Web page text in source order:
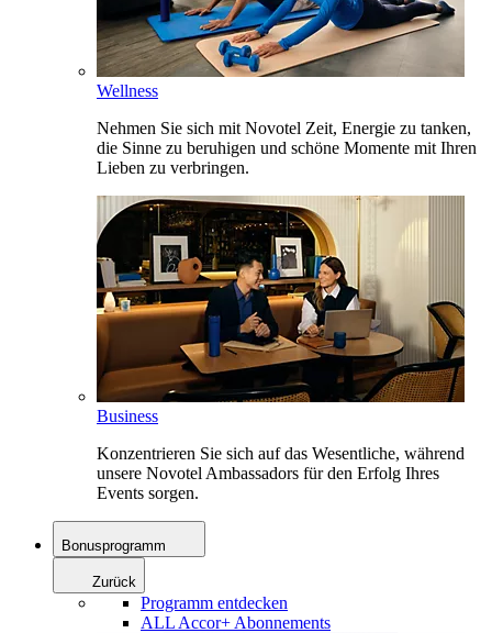
Wellness
Nehmen Sie sich mit Novotel Zeit, Energie zu tanken,
die Sinne zu beruhigen und schöne Momente mit Ihren
Lieben zu verbringen.
Business
Konzentrieren Sie sich auf das Wesentliche, während
unsere Novotel Ambassadors für den Erfolg Ihres
Events sorgen.
Bonusprogramm
Zurück
Programm entdecken
ALL Accor+ Abonnements